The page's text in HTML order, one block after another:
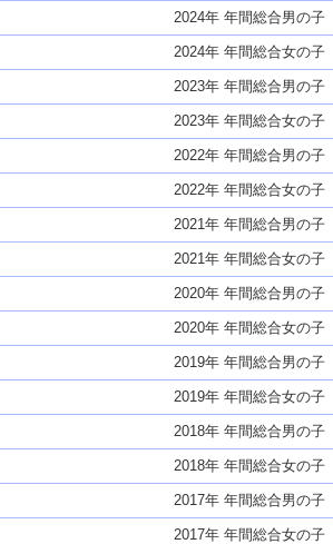
2024年 年間総合男の子
2024年 年間総合女の子
2023年 年間総合男の子
2023年 年間総合女の子
2022年 年間総合男の子
2022年 年間総合女の子
2021年 年間総合男の子
2021年 年間総合女の子
2020年 年間総合男の子
2020年 年間総合女の子
2019年 年間総合男の子
2019年 年間総合女の子
2018年 年間総合男の子
2018年 年間総合女の子
2017年 年間総合男の子
2017年 年間総合女の子